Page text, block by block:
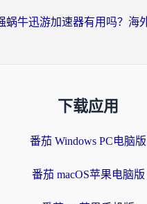
下载应用
番茄 Windows PC电脑版
番茄 macOS苹果电脑版